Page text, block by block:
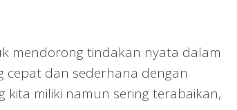
mendorong tindakan nyata dalam
cepat dan sederhana dengan
miliki namun sering terabaikan,